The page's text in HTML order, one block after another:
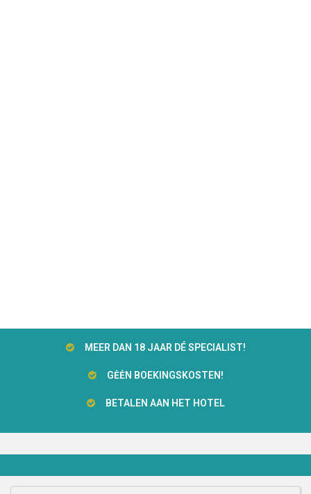
MEER DAN 18 JAAR DÉ SPECIALIST!
GĖĖN BOEKINGSKOSTEN!
BETALEN AAN HET HOTEL